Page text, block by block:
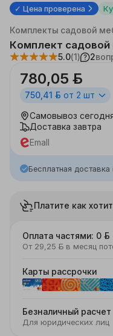
✓ Цена проверена
Каталог
Мебель
Садовая мебель
Комплекты садовой
Комплект
5.0(1) 2
780,05 ƃ
750,41 ƃ от 2 шт
Самовывоз
Доставка завтра
Emall
Бесплатная
Платите как
Оплата частями: 0 ƃ
От 29,25 ƃ в месяц
Карты рассрочки
Безналичный расчет
Для юридических лиц